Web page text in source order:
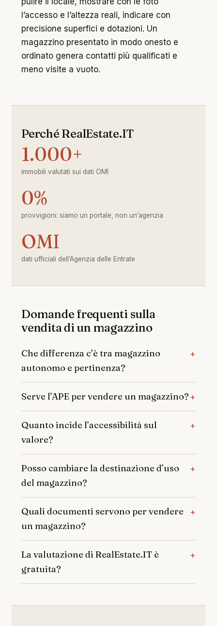
l’accesso e l’altezza reali, indicare con
precisione superfici e dotazioni. Un
magazzino presentato in modo onesto e
ordinato genera contatti più qualificati e
meno visite a vuoto.
Perché RealEstate.IT
1.000+
immobili valutati sui dati OMI
0%
provvigioni: siamo un portale, non un’agenzia
OMI
dati ufficiali dell’Agenzia delle Entrate
Domande frequenti sulla
vendita di un magazzino
Che differenza c’è tra magazzino
autonomo e pertinenza?
Serve l’APE per vendere un magazzino?
Quanto incide l’accessibilità sul
valore?
Posso cambiare la destinazione d’uso
del magazzino?
Quali documenti servono per vendere
un magazzino?
La valutazione di RealEstate.IT è
gratuita?